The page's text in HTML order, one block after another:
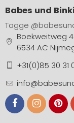
Babes und
Tagge
Boekweitweg 4
6534 AC
+31(0)85 30 31